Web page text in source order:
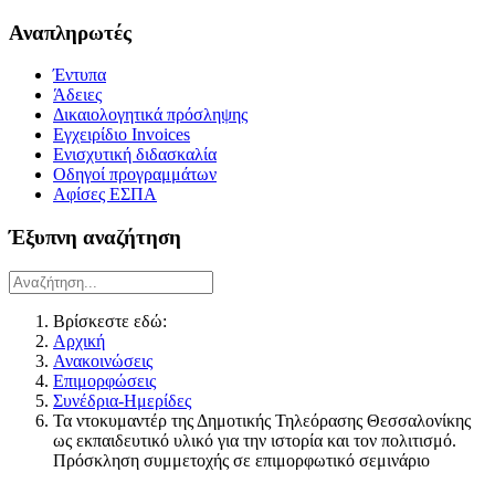
Αναπληρωτές
Έντυπα
Άδειες
Δικαιολογητικά πρόσληψης
Εγχειρίδιο Invoices
Ενισχυτική διδασκαλία
Οδηγοί προγραμμάτων
Αφίσες ΕΣΠΑ
Έξυπνη αναζήτηση
Βρίσκεστε εδώ:
Αρχική
Ανακοινώσεις
Επιμορφώσεις
Συνέδρια-Ημερίδες
Τα ντοκυμαντέρ της Δημοτικής Τηλεόρασης Θεσσαλονίκης
ως εκπαιδευτικό υλικό για την ιστορία και τον πολιτισμό.
Πρόσκληση συμμετοχής σε επιμορφωτικό σεμινάριο